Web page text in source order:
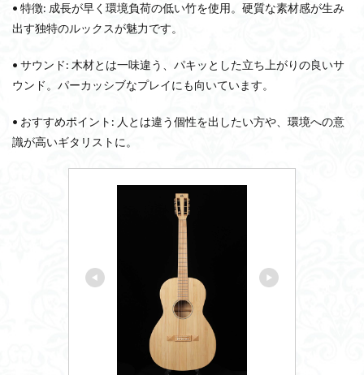
• 特徴: 成長が早く環境負荷の低い竹を使用。硬質な素材感が生み
出す独特のルックスが魅力です。
• サウンド: 木材とは一味違う、パキッとした立ち上がりの良いサ
ウンド。パーカッシブなプレイにも向いています。
• おすすめポイント: 人とは違う個性を出したい方や、環境への意
識が高いギタリストに。